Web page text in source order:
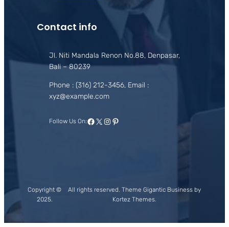
Contact info
Jl. Niti Mandala Renon No.88, Denpasar,
Bali – 80239
Phone : (316) 212-3456, Email :
xyz@example.com
Follow Us On:Facebook
X Instagram
Pinterest
Copyright ©
2025.
All rights reserved. Theme Gigantic Business by
Kortez Themes.